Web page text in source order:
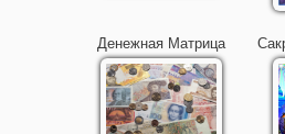
Денежная Матрица